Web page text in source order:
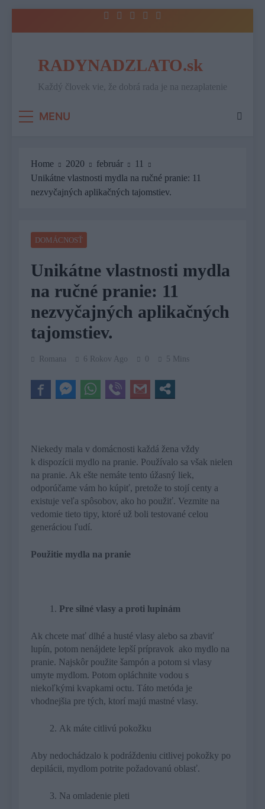
RADYNADZLATO.sk
Každý človek vie, že dobrá rada je na nezaplatenie
MENU
Home 2020 február
11
Unikátne vlastnosti mydla na ručné pranie: 11
nezvyčajných aplikačných tajomstiev.
DOMÁCNOSŤ
Unikátne vlastnosti mydla
na ručné pranie: 11
nezvyčajných aplikačných
tajomstiev.
Romana 6 Rokov Ago 0 5 Mins
Niekedy mala v domácnosti každá žena vždy
k dispozícii mydlo na pranie. Používalo sa však nielen
na pranie. Ak ešte nemáte tento úžasný liek,
odporúčame vám ho kúpiť, pretože to stojí centy a
existuje veľa spôsobov, ako ho použiť. Vezmite na
vedomie tieto tipy, ktoré už boli testované celou
generáciou ľudí.
Použitie mydla na pranie
Pre silné vlasy a proti lupinám
Ak chcete mať dlhé a husté vlasy alebo sa zbaviť
lupín, potom nenájdete lepší prípravok ako mydlo na
pranie. Najskôr použite šampón a potom si vlasy
umyte mydlom. Potom opláchnite vodou s
niekoľkými kvapkami octu. Táto metóda je
vhodnejšia pre tých, ktorí majú mastné vlasy.
Ak máte citlivú pokožku
Aby nedochádzalo k podráždeniu citlivej pokožky po
depilácii, mydlom potrite požadovanú oblasť.
Na omladenie pleti